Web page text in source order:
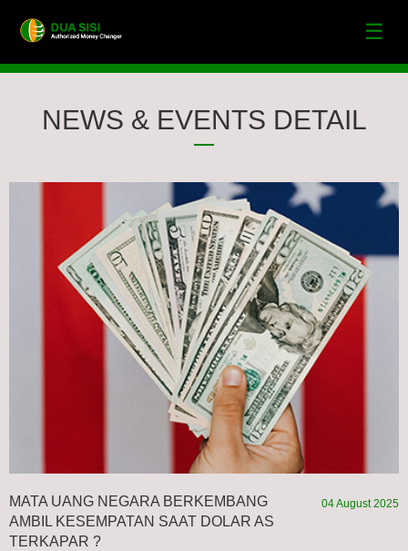
☰
NEWS & EVENTS DETAIL
04 August 2025
MATA UANG NEGARA BERKEMBANG
AMBIL KESEMPATAN SAAT DOLAR AS
TERKAPAR ?